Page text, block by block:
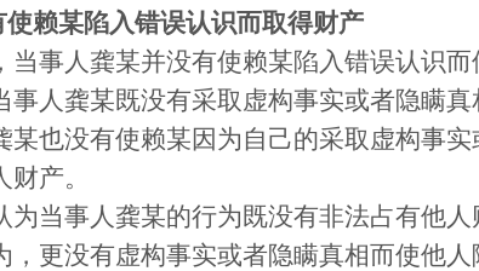
赖某陷入错误认识而取得财产
当事人龚某并没有使赖某陷入错误认识
事人龚某既没有采取虚构事实或者隐瞒
某也没有使赖某因为自己的采取虚构事
产。
为当事人龚某的行为既没有非法占有他
，更没有虚构事实或者隐瞒真相而使他